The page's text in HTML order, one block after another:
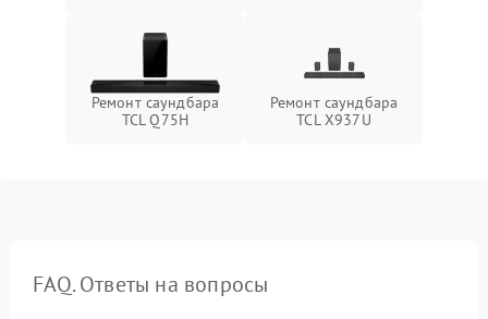
Ремонт саундбара
TCL Q75H
Ремонт саундбара
TCL X937U
FAQ. Ответы на вопросы